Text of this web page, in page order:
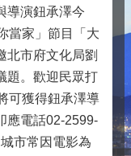
導演鈕承澤今
當家」節目「大
北市府文化局劉
題。歡迎民眾打
可獲得鈕承澤導
應電話02-2599-
市常因電影為